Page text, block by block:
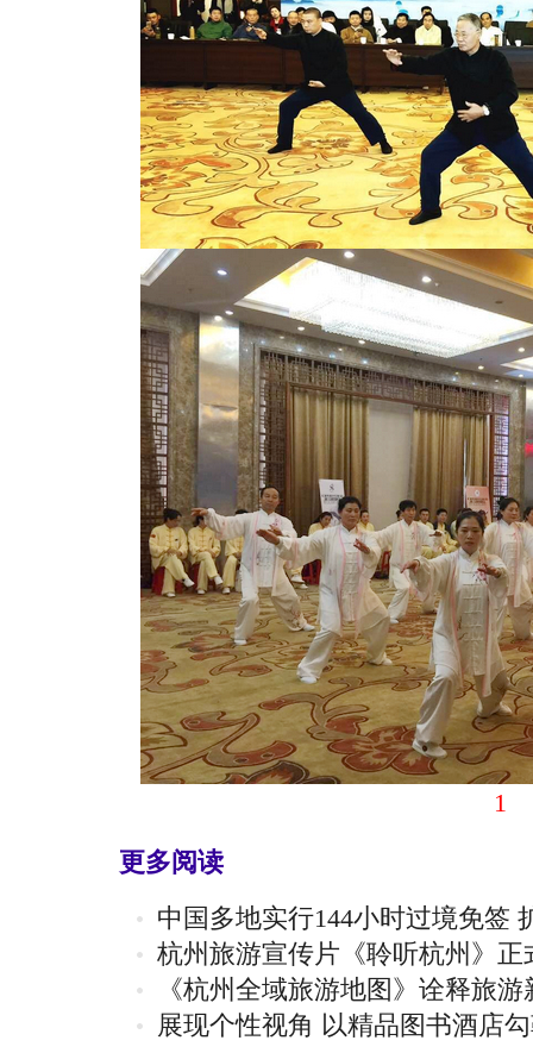
1
更多阅读
中国多地实行144小时过境免签
杭州旅游宣传片《聆听杭州》正
《杭州全域旅游地图》诠释旅游
展现个性视角 以精品图书酒店